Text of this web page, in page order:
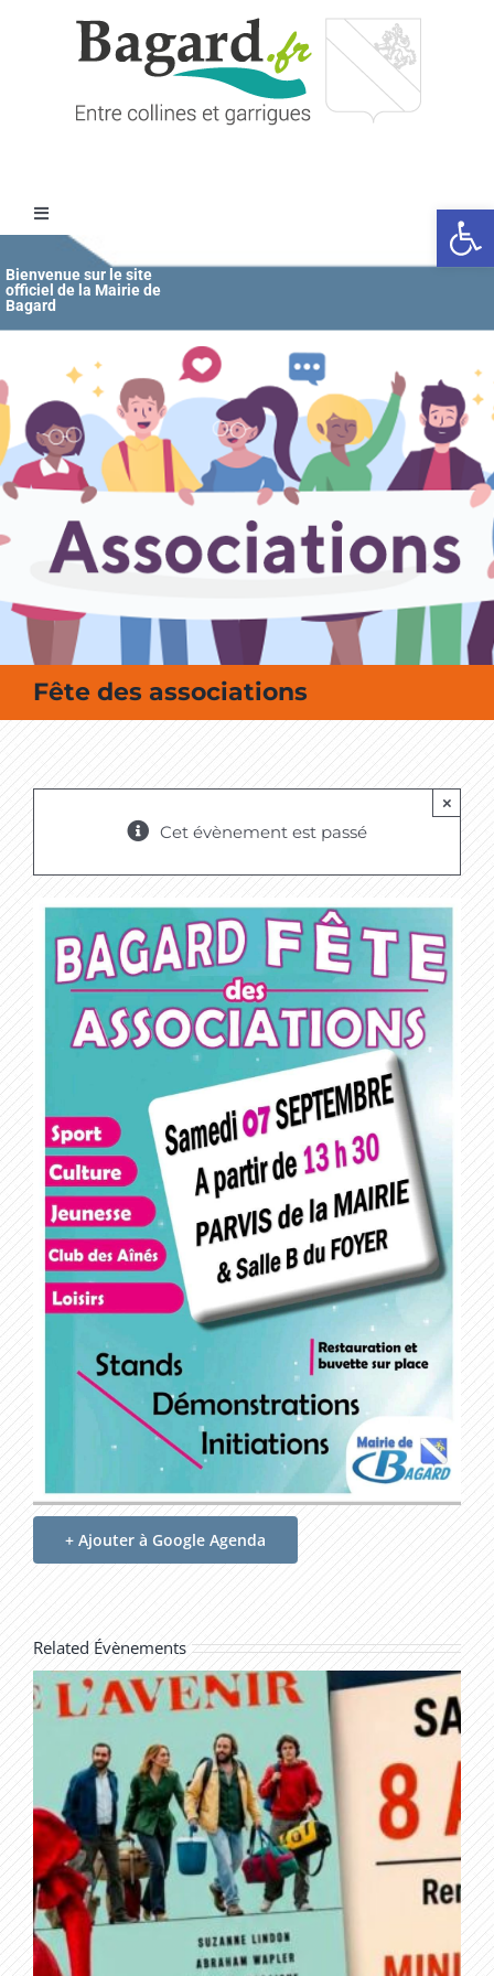
Ouvrir
Toggle
Navigation
Accueil
ÉDUCATION / JEUNESSE
VIE COMMUNALE
MES SORTIES / MES LOISIRS
Bienvenue sur le site
officiel de la Mairie de
Bagard
Fête des associations
Cet évènement est passé
×
+ Ajouter à Google Agenda
Related Évènements